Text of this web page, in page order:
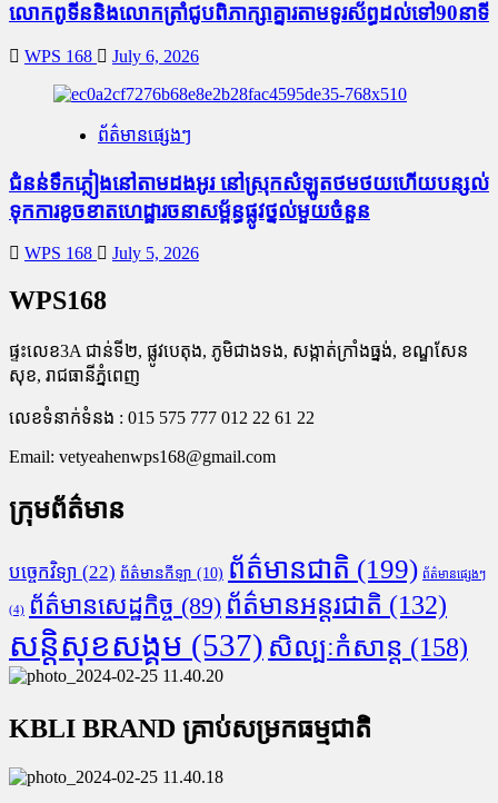
លោកពូទីននិងលោកត្រាំជូបពិភាក្សាគ្នារតាមទូរស័ព្ធដល់ទៅ90នាទី
WPS 168 July 6, 2026
ព័ត៌មានផ្សេងៗ
ជំនន់​ទឹកភ្លៀង​នៅ​តាម​ដងអូរ​ នៅ​ស្រុក​សំឡូត​ថមថយ​ហើយ​បន្សល់​
ទុក​ការ​ខូចខាត​ហេដ្ឋារចនាសម្ព័ន្ធ​ផ្លូវថ្នល់​មួយ​ចំនួន
WPS 168 July 5, 2026
WPS168
ផ្ទះលេខ3A ជាន់ទី២, ផ្លូវបេតុង, ភូមិជាងទង, សង្កាត់ក្រាំងធ្នង់, ខណ្ឌសែន
សុខ, រាជធានីភ្នំពេញ
លេខទំនាក់ទំនង : 015 575 777 012 22 61 22
Email: vetyeahenwps168@gmail.com
ក្រុមព័ត៌មាន
បច្ចេកវិទ្យា (22) ព័ត៌មានកីឡា (10) ព័ត៌មានជាតិ (199) ព័ត៌មានផ្សេងៗ
(4) ព័ត៌មានសេដ្ឋកិច្ច (89) ព័ត៌មានអន្តរជាតិ (132)
សន្តិសុខសង្គម (537) សិល្បៈកំសាន្ត (158)
KBLI BRAND គ្រាប់សម្រកធម្មជាតិ